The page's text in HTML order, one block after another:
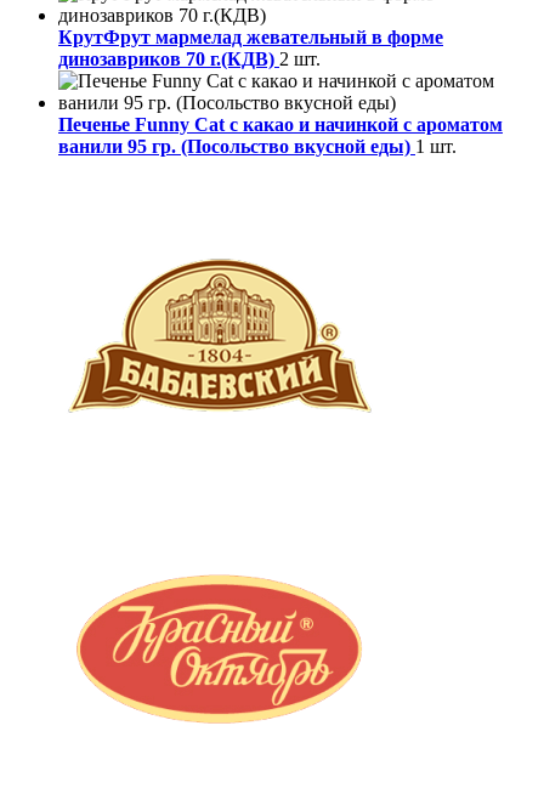
КрутФрут мармелад жевательный в форме
динозавриков 70 г.(КДВ) 2 шт.
Печенье Funny Сat с какао и начинкой с ароматом
ванили 95 гр. (Посольство вкусной еды) 1 шт.